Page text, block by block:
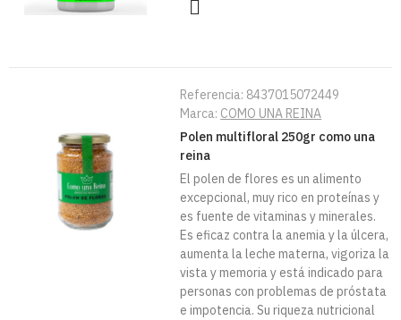
Referencia: 8437015072449
Marca: COMO UNA REINA
Polen multifloral 250gr como una
reina
El polen de flores es un alimento
excepcional, muy rico en proteínas y
es fuente de vitaminas y minerales.
Es eficaz contra la anemia y la úlcera,
aumenta la leche materna, vigoriza la
vista y memoria y está indicado para
personas con problemas de próstata
e impotencia. Su riqueza nutricional